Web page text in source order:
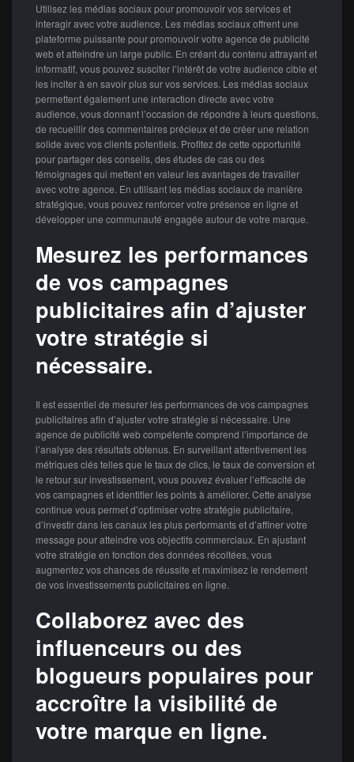
Utilisez les médias sociaux pour promouvoir vos services et
interagir avec votre audience. Les médias sociaux offrent une
plateforme puissante pour promouvoir votre agence de publicité
web et atteindre un large public. En créant du contenu attrayant et
informatif, vous pouvez susciter l’intérêt de votre audience cible et
les inciter à en savoir plus sur vos services. Les médias sociaux
permettent également une interaction directe avec votre
audience, vous donnant l’occasion de répondre à leurs questions,
de recueillir des commentaires précieux et de créer une relation
solide avec vos clients potentiels. Profitez de cette opportunité
pour partager des conseils, des études de cas ou des
témoignages qui mettent en valeur les avantages de travailler
avec votre agence. En utilisant les médias sociaux de manière
stratégique, vous pouvez renforcer votre présence en ligne et
développer une communauté engagée autour de votre marque.
Mesurez les performances
de vos campagnes
publicitaires afin d’ajuster
votre stratégie si
nécessaire.
Il est essentiel de mesurer les performances de vos campagnes
publicitaires afin d’ajuster votre stratégie si nécessaire. Une
agence de publicité web compétente comprend l’importance de
l’analyse des résultats obtenus. En surveillant attentivement les
métriques clés telles que le taux de clics, le taux de conversion et
le retour sur investissement, vous pouvez évaluer l’efficacité de
vos campagnes et identifier les points à améliorer. Cette analyse
continue vous permet d’optimiser votre stratégie publicitaire,
d’investir dans les canaux les plus performants et d’affiner votre
message pour atteindre vos objectifs commerciaux. En ajustant
votre stratégie en fonction des données récoltées, vous
augmentez vos chances de réussite et maximisez le rendement
de vos investissements publicitaires en ligne.
Collaborez avec des
influenceurs ou des
blogueurs populaires pour
accroître la visibilité de
votre marque en ligne.